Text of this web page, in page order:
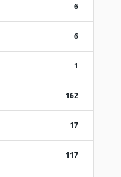
6
6
1
162
17
117